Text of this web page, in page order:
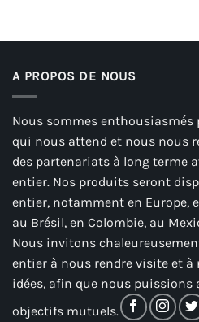
A PROPOS DE NOUS
Nous sommes
qui nous attend et nous nous
des partenariats à long terme
entier. Nos produits seront
entier, notamment en Europe,
au Brésil, en Colombie, au
Nous invitons
entier à nous rendre visite et à
idées, afin que nous puissions
objectifs mutuels.